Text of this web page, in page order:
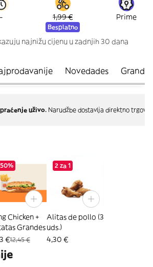
- 1,99 €
Besplatno
Prime
najnižu cijenu u zadnjih 30 dana
Novedades Grand
uživo. Narudžbe dostavlja direktno
Chicken +
Grandes
€12,45 €
2 za 1
Alitas de pollo (3
uds.)
4,30 €